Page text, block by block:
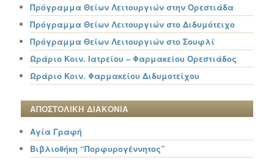
Πρόγραμμα Θείων Λειτουργιών στην Ορεστιάδα
Πρόγραμμα Θείων Λειτουργιών στο Διδυμότειχο
Πρόγραμμα Θείων Λειτουργιών στο Σουφλί
Ωράριο Κοιν. Ιατρείου – Φαρμακείου Ορεστιάδος
Ωράριο Κοιν. Φαρμακείου Διδυμοτείχου
ΑΠΟΣΤΟΛΙΚΗ ΔΙΑΚΟΝΙΑ
Αγία Γραφή
Βιβλιοθήκη “Πορφυρογέννητος”